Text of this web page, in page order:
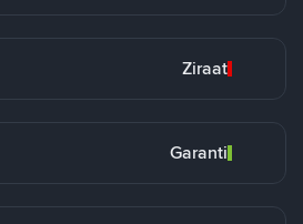
Ziraat
Garanti